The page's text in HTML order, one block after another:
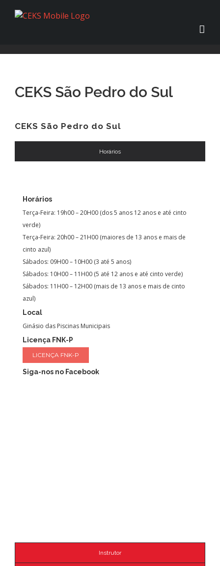
CEKS São Pedro do Sul
CEKS São Pedro do Sul
Horários
Horários
Terça-Feira: 19h00 – 20H00 (dos 5 anos 12 anos e até cinto
verde)
Terça-Feira: 20h00 – 21H00 (maiores de 13 anos e mais de
cinto azul)
Sábados: 09H00 – 10H00 (3 até 5 anos)
Sábados: 10H00 – 11H00 (5 até 12 anos e até cinto verde)
Sábados: 11H00 – 12H00 (mais de 13 anos e mais de cinto
azul)
Local
Ginásio das Piscinas Municipais
Licença FNK-P
LICENÇA FNK-P
Siga-nos no Facebook
Instrutor